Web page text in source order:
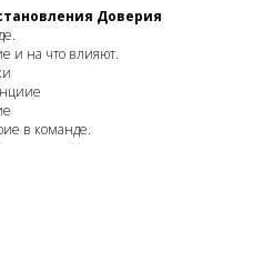
Доверия
и на что влияют.
в команде.